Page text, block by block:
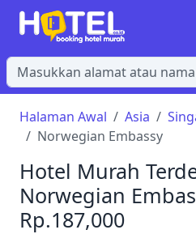
Halaman Awal Asia
Norwegian Embassy
Hotel Murah
Norwegian
Rp.187,000